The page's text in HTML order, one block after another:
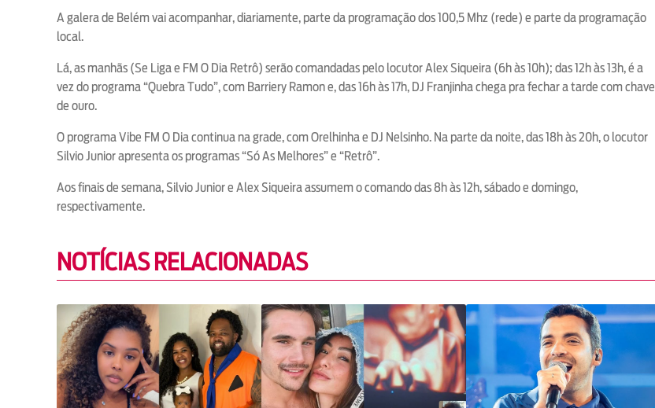
A galera de Belém vai acompanhar, diariamente, parte da programação dos 100,5 Mhz (rede) e parte da programação
local.
Lá, as manhãs (Se Liga e FM O Dia Retrô) serão comandadas pelo locutor Alex Siqueira (6h às 10h); das 12h às 13h, é a
vez do programa “Quebra Tudo”, com Barriery Ramon e, das 16h às 17h, DJ Franjinha chega pra fechar a tarde com chave
de ouro.
O programa Vibe FM O Dia continua na grade, com Orelhinha e DJ Nelsinho. Na parte da noite, das 18h às 20h, o locutor
Silvio Junior apresenta os programas “Só As Melhores” e “Retrô”.
Aos finais de semana, Silvio Junior e Alex Siqueira assumem o comando das 8h às 12h, sábado e domingo,
respectivamente.
NOTÍCIAS RELACIONADAS